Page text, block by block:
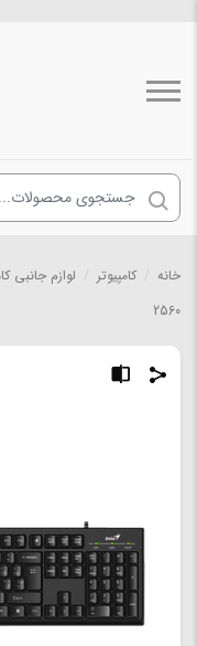
خانه کامپیوتر لوازم جانبی
2560